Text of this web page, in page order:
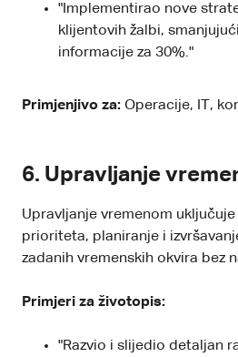
"Implementirao nove
klijentovih žalbi,
informacije za 30%."
Primjenjivo za: Operacije, IT,
6. Upravljanje
Upravljanje vremenom
prioriteta, planiranje i
zadanih vremenskih okvira bez
Primjeri za životopis:
"Razvio i slijedio detaljan